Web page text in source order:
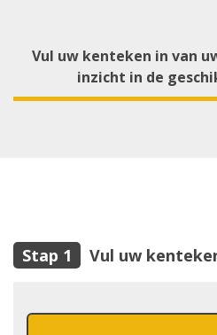
Vul uw kenteken in van
inzicht in de
Vul uw